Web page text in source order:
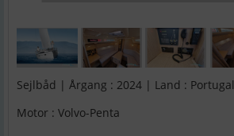
Sejlbåd | Årgang : 2024 | Land : Portugal
Motor : Volvo-Penta